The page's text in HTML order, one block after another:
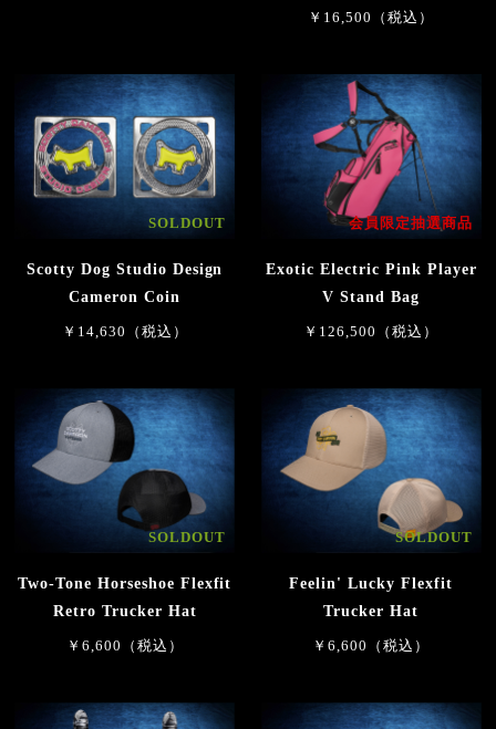
￥16,500（税込）
SOLDOUT
Scotty Dog Studio Design
Cameron Coin
￥14,630（税込）
会員限定抽選商品
Exotic Electric Pink Player
V Stand Bag
￥126,500（税込）
SOLDOUT
Two-Tone Horseshoe Flexfit
Retro Trucker Hat
￥6,600（税込）
SOLDOUT
Feelin' Lucky Flexfit
Trucker Hat
￥6,600（税込）